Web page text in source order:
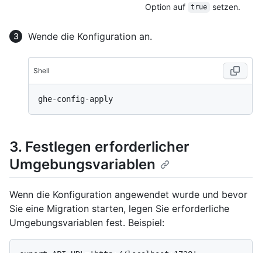
Option auf
true setzen.
Wende die Konfiguration an.
Shell
3. Festlegen erforderlicher
Umgebungsvariablen
Wenn die Konfiguration angewendet wurde und bevor
Sie eine Migration starten, legen Sie erforderliche
Umgebungsvariablen fest. Beispiel: